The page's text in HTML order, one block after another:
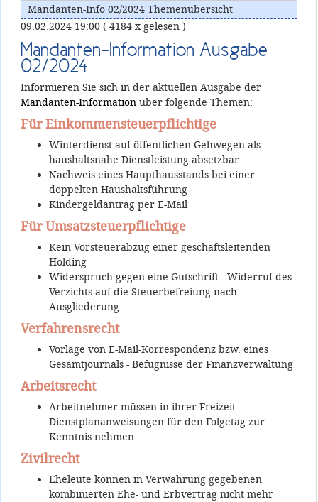
Mandanten-Info 02/2024 Themenübersicht
09.02.2024 19:00 ( 4184 x gelesen )
Mandanten-Information Ausgabe
02/2024
Informieren Sie sich in der aktuellen Ausgabe der
Mandanten-Informationüber folgende Themen:
Für Einkommensteuerpflichtige
Winterdienst auf öffentlichen Gehwegen als
haushaltsnahe Dienstleistung absetzbar
Nachweis eines Haupthausstands bei einer
doppelten Haushaltsführung
Kindergeldantrag per E-Mail
Für Umsatzsteuerpflichtige
Kein Vorsteuerabzug einer geschäftsleitenden
Holding
Widerspruch gegen eine Gutschrift - Widerruf des
Verzichts auf die Steuerbefreiung nach
Ausgliederung
Verfahrensrecht
Vorlage von E-Mail-Korrespondenz bzw. eines
Gesamtjournals - Befugnisse der Finanzverwaltung
Arbeitsrecht
Arbeitnehmer müssen in ihrer Freizeit
Dienstplananweisungen für den Folgetag zur
Kenntnis nehmen
Zivilrecht
Eheleute können in Verwahrung gegebenen
kombinierten Ehe- und Erbvertrag nicht mehr